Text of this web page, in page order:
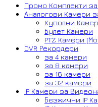
Промо Комплекти
Аналогови Камери
Куполни
Булет Камери
PTZ Камери
DVR Рекордери
за 4 камери
за 8 камери
за 16 камери
за 32 камери
IP Камери за
Безжични IP